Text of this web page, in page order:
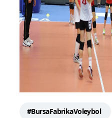
#BursaFabrikaVoleybol